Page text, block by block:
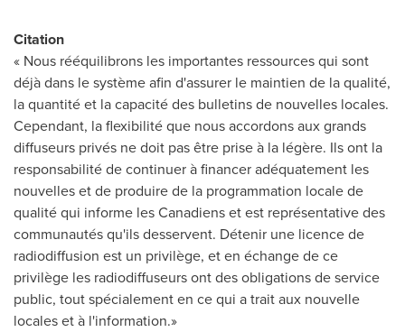
Citation
« Nous rééquilibrons les importantes ressources qui sont
déjà dans le système afin d'assurer le maintien de la qualité,
la quantité et la capacité des bulletins de nouvelles locales.
Cependant, la flexibilité que nous accordons aux grands
diffuseurs privés ne doit pas être prise à la légère. Ils ont la
responsabilité de continuer à financer adéquatement les
nouvelles et de produire de la programmation locale de
qualité qui informe les Canadiens et est représentative des
communautés qu'ils desservent. Détenir une licence de
radiodiffusion est un privilège, et en échange de ce
privilège les radiodiffuseurs ont des obligations de service
public, tout spécialement en ce qui a trait aux nouvelle
locales et à l'information.»